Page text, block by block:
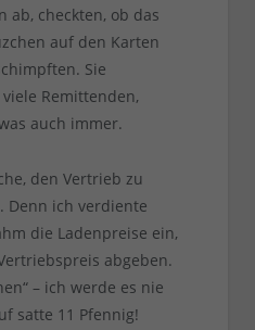
ab, checkten, ob das
auf den Karten
Sie
Remittenden,
auch immer.
den Vertrieb zu
Denn ich verdiente
die Ladenpreise ein,
abgeben.
– ich werde es nie
satte 11 Pfennig!